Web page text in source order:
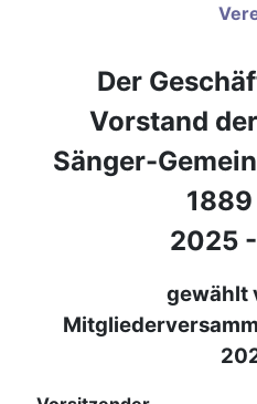
Der
Vorstand
Sänger-
1889
2025
gewählt